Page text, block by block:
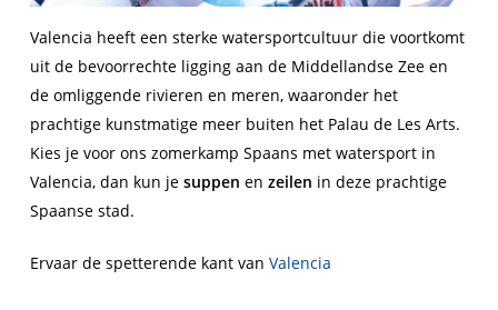
Valencia heeft een sterke watersportcultuur die voortkomt
uit de bevoorrechte ligging aan de Middellandse Zee en
de omliggende rivieren en meren, waaronder het
prachtige kunstmatige meer buiten het Palau de Les Arts.
Kies je voor ons zomerkamp Spaans met watersport in
Valencia, dan kun je suppen en zeilen in deze prachtige
Spaanse stad.
Ervaar de spetterende kant van Valencia